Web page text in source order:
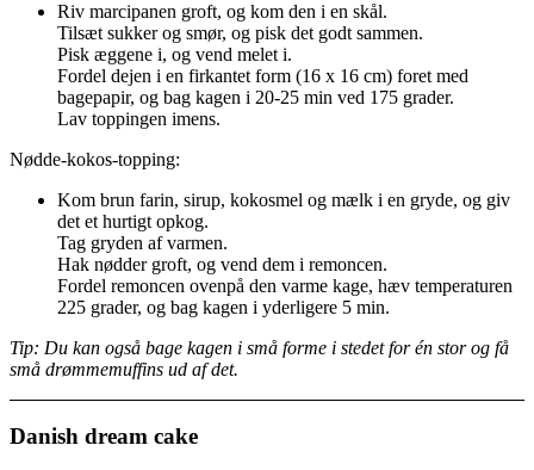
Riv marcipanen groft, og kom den i en skål.
Tilsæt sukker og smør, og pisk det godt sammen.
Pisk æggene i, og vend melet i.
Fordel dejen i en firkantet form (16 x 16 cm) foret med
bagepapir, og bag kagen i 20-25 min ved 175 grader.
Lav toppingen imens.
Nødde-kokos-topping:
Kom brun farin, sirup, kokosmel og mælk i en gryde, og giv
det et hurtigt opkog.
Tag gryden af varmen.
Hak nødder groft, og vend dem i remoncen.
Fordel remoncen ovenpå den varme kage, hæv temperaturen
225 grader, og bag kagen i yderligere 5 min.
Tip: Du kan også bage kagen i små forme i stedet for én stor og få
små drømmemuffins ud af det.
Danish dream cake